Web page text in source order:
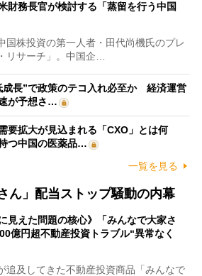
務長官が検討する「蒸留を行う中国
株投資の第一人者・田代尚機氏のプレ
リサーチ」。中国企…
成長”で政策のテコ入れ必至か 経済運営
が予想さ…
要拡大が見込まれる「CXO」とは何
つ中国の医薬品…
一覧を見る
ん」配当ストップ騒動の内幕
に見えた問題の核心》「みんなで大家さ
億円超不動産投資トラブル“異常なく
及してきた不動産投資商品「みんなで